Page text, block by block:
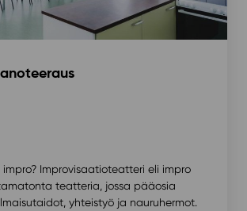
impro? ⁠Improvisaatioteatteri eli impro
teatteria, jossa pääosia
yhteistyö ja nauruhermot.